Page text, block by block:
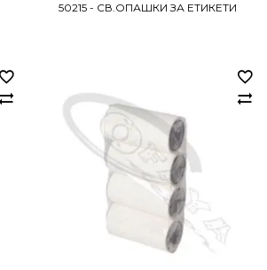
50215 - СВ.ОПАШКИ ЗА ЕТИКЕТИ